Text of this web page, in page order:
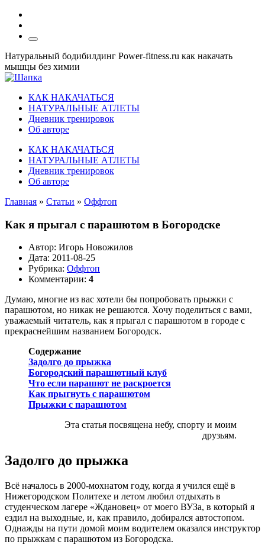
Натуральный бодибилдинг Power-fitness.ru как накачать
мышцы без химии
КАК НАКАЧАТЬСЯ
НАТУРАЛЬНЫЕ АТЛЕТЫ
Дневник тренировок
Об авторе
КАК НАКАЧАТЬСЯ
НАТУРАЛЬНЫЕ АТЛЕТЫ
Дневник тренировок
Об авторе
Главная » Статьи » Оффтоп
Как я прыгал с парашютом в Богородске
Автор: Игорь Новожилов
Дата: 2011-08-25
Рубрика: Оффтоп
Комментарии: 4
Думаю, многие из вас хотели бы попробовать прыжки с
парашютом, но никак не решаются. Хочу поделиться с вами,
уважаемый читатель, как я прыгал с парашютом в городе с
прекраснейшим названием Богородск.
Содержание
Задолго до прыжка
Богородский парашютный клуб
Что если парашют не раскроется
Как прыгнуть с парашютом
Прыжки с парашютом
Эта статья посвящена небу, спорту и моим
друзьям.
Задолго до прыжка
Всё началось в 2000-мохнатом году, когда я учился ещё в
Нижегородском Политехе и летом любил отдыхать в
студенческом лагере «Ждановец» от моего ВУЗа, в который я
ездил на выходные, и, как правило, добирался автостопом.
Однажды на пути домой моим водителем оказался инструктор
по прыжкам с парашютом из Богородска.